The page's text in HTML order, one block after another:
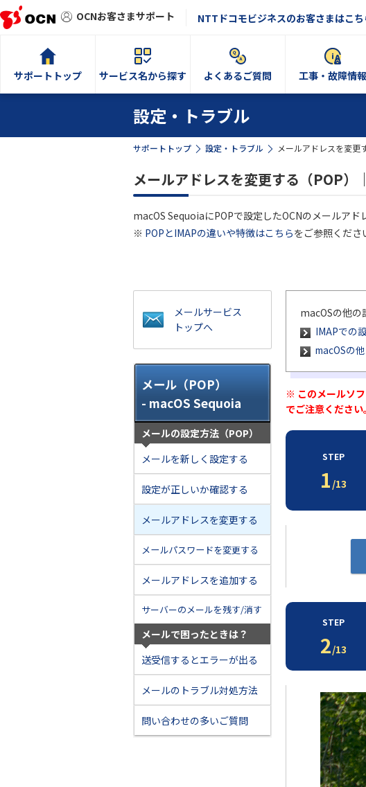
OCNお客さまサポート NTTドコモビジネスのお客さまはこち
サポートトップ サービス名から探す よくあるご質問 工事・故障情報
設定・トラブル
サポートトップ 設定・トラブル メールアドレスを変更
メールアドレスを変更する（POP
macOS SequoiaにPOPで設定したOCNのメールアド
※ POPとIMAPの違いや特徴はこちらをご参照くださ
メールサービス
トップへ
メール（POP）
- macOS Sequoia
メールの設定方法（POP）
メールを新しく設定する
設定が正しいか確認する
メールアドレスを変更する
メールパスワードを変更する
メールアドレスを追加する
サーバーのメールを残す/消す
メールで困ったときは？
送受信するとエラーが出る
メールのトラブル対処方法
問い合わせの多いご質問
macOSの他の
IMAPでの
macOSの
※ このメールソ
でご注意ください。
STEP
1 /13
STEP
2/13